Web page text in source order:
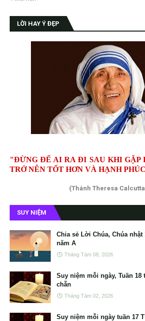
LỜI HAY Ý ĐẸP
"ĐỪNG ĐỂ AI RA ĐI SAU KHI GẶP
TRỞ NÊN TỐT HƠN VÀ HẠNH
(Thánh Theresa
SUY NIỆM
Chia sẻ Lời Chúa, Chúa
năm A
Tháng Tám 08, 2026
Suy niệm mỗi ngày, Tuần
chẵn
Tháng Tám 02, 2026
Suy niệm mỗi ngày tuần 17